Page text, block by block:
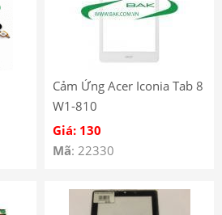
Cảm Ứng Acer Iconia Tab 8
W1-810
Giá: 130
Mã: 22330